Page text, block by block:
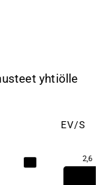
yhtiölle
EV/S
2,6